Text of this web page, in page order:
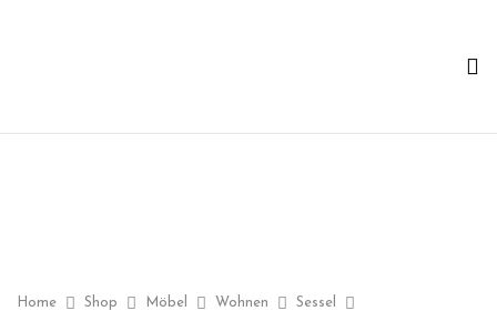
Home Shop Möbel Wohnen
Sessel